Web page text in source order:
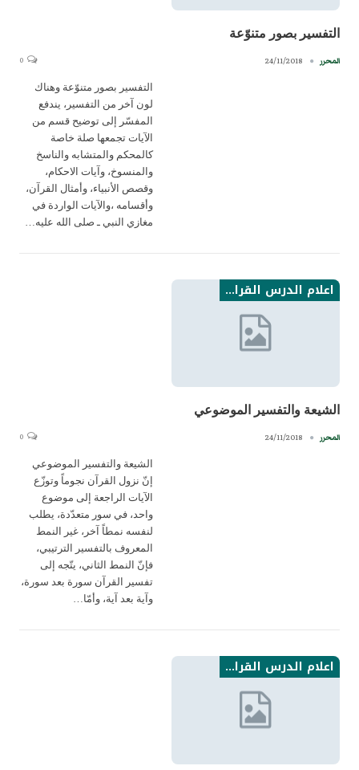
التفسير بصور متنوّعة
المحرر 24/11/2018
التفسير بصور متنوّعة وهناك
لون آخر من التفسير، يندفع
المفسّر إلى توضيح قسم من
الآيات تجمعها صلة خاصة
كالمحكم والمتشابه والناسخ
والمنسوخ، وآيات الاحكام،
وقصص الأنبياء، وأمثال القرآن،
وأقسامه ،والآيات الواردة في
مغازي النبي ـ صلى الله عليه…
اعلام الدرس القراني من الامامية نتاجاتهم
الشيعة والتفسير الموضوعي
المحرر 24/11/2018
الشيعة والتفسير الموضوعي
إنّ نزول القرآن نجوماً وتوزّع
الآيات الراجعة إلى موضوع
واحد، في سور متعدّدة، يطلب
لنفسه نمطاً آخر، غير النمط
المعروف بالتفسير الترتيبي،
فإنّ النمط الثاني، يتّجه إلى
تفسير القرآن سورة بعد سورة،
وآية بعد آية، وأمّا…
اعلام الدرس القراني من الامامية نتاجاتهم